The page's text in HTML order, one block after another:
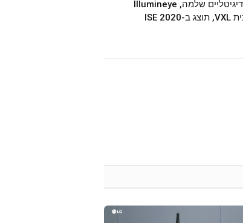
חבילת ניהול שלטים דיגיטליים שלמה, Illumineye